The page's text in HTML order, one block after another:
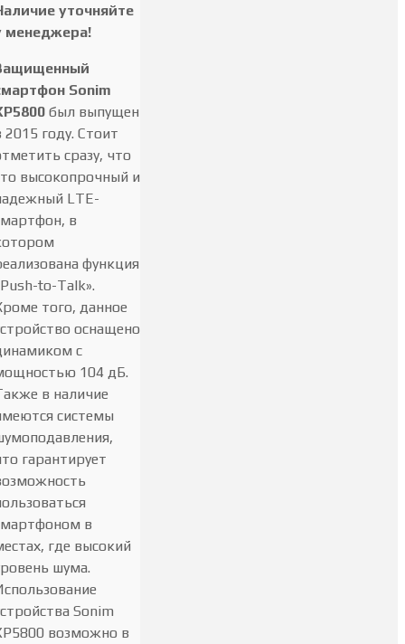
уточняйте
менеджера!
Sonim
был выпущен
2015 году. Стоит
сразу, что
высокопрочный и
LTE-
в
функция
to-Talk».
того, данное
оснащено
c
104 дБ.
в наличие
системы
гарантирует
в
где высокий
шума.
Sonim
возможно в